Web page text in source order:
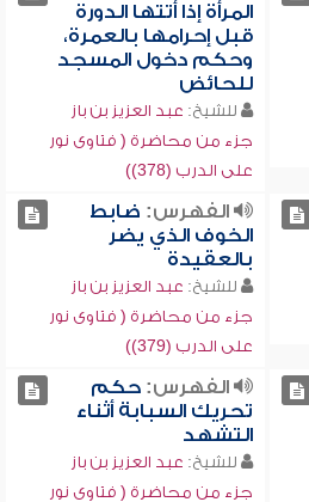
المرأة إذا أتتها الدورة
قبل إحرامها بالعمرة،
وحكم دخول المسجد
للحائض
للشيخ: عبد العزيز بن باز
جزء من محاضرة ( فتاوى نور
على الدرب (378))
الفهرس: ضابط
الخوف الذي يضر
بالعقيدة
للشيخ: عبد العزيز بن باز
جزء من محاضرة ( فتاوى نور
على الدرب (379))
الفهرس:حكم
تحريك السبابة أثناء
التشهد
للشيخ: عبد العزيز بن باز
جزء من محاضرة ( فتاوى نور